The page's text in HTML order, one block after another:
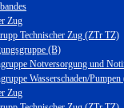
Zug
Technischer Zug (ZTr TZ)
(B)
Notversorgung und
Wasserschaden/
Zug